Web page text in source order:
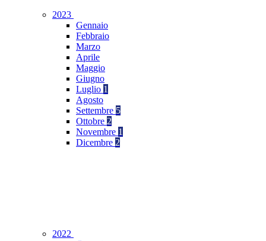
2023
Gennaio
Febbraio
Marzo
Aprile
Maggio
Giugno
Luglio 1
Agosto
Settembre 5
Ottobre 2
Novembre 1
Dicembre 2
2022